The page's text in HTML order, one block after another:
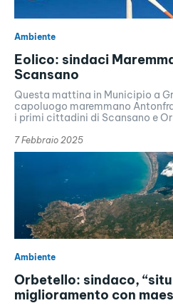
Ambiente
Eolico: sindaci
Scansano
Questa mattina in Municipio a
capoluogo maremmano
i primi cittadini di Scansano e
7 Febbraio 2025
Ambiente
Orbetello: sindaco,
miglioramento con